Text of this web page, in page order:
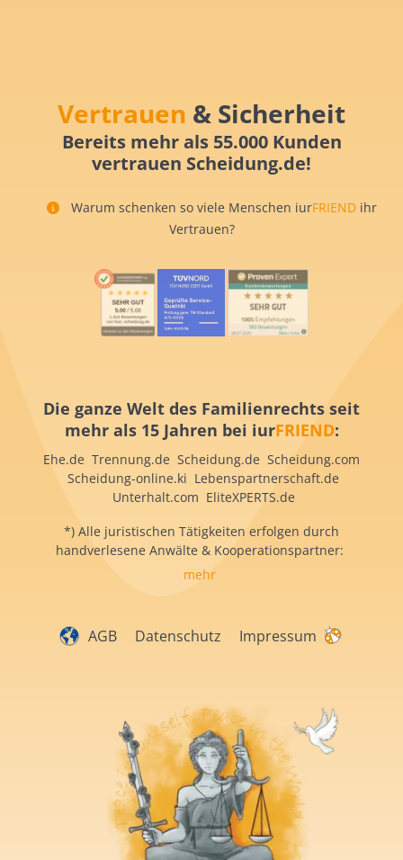
Vertrauen & Sicherheit
Bereits mehr als 55.000 Kunden
vertrauen Scheidung.de!
Warum schenken so viele Menschen iurFRIEND ihr
Vertrauen?
Die ganze Welt des Familienrechts seit
mehr als 15 Jahren bei iurFRIEND:
Ehe.de Trennung.de Scheidung.de Scheidung.com
Scheidung-online.ki Lebenspartnerschaft.de
Unterhalt.com EliteXPERTS.de
*) Alle juristischen Tätigkeiten erfolgen durch
handverlesene Anwälte & Kooperationspartner:
mehr
AGB Datenschutz Impressum